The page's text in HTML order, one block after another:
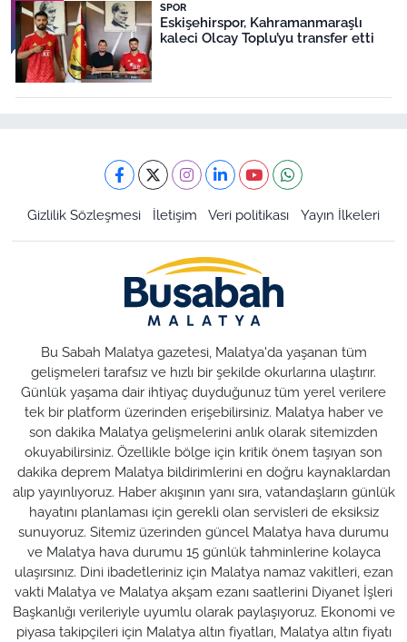
SPOR
Eskişehirspor, Kahramanmaraşlı
kaleci Olcay Toplu’yu transfer etti
Gizlilik Sözleşmesi İletişim Veri politikası Yayın İlkeleri
Bu Sabah Malatya gazetesi, Malatya'da yaşanan tüm
gelişmeleri tarafsız ve hızlı bir şekilde okurlarına ulaştırır.
Günlük yaşama dair ihtiyaç duyduğunuz tüm yerel verilere
tek bir platform üzerinden erişebilirsiniz. Malatya haber ve
son dakika Malatya gelişmelerini anlık olarak sitemizden
okuyabilirsiniz. Özellikle bölge için kritik önem taşıyan son
dakika deprem Malatya bildirimlerini en doğru kaynaklardan
alıp yayınlıyoruz. Haber akışının yanı sıra, vatandaşların günlük
hayatını planlaması için gerekli olan servisleri de eksiksiz
sunuyoruz. Sitemiz üzerinden güncel Malatya hava durumu
ve Malatya hava durumu 15 günlük tahminlerine kolayca
ulaşırsınız. Dini ibadetleriniz için Malatya namaz vakitleri, ezan
vakti Malatya ve Malatya akşam ezanı saatlerini Diyanet İşleri
Başkanlığı verileriyle uyumlu olarak paylaşıyoruz. Ekonomi ve
piyasa takipçileri için Malatya altın fiyatları, Malatya altın fiyatı